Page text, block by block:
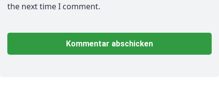
the next time I comment.